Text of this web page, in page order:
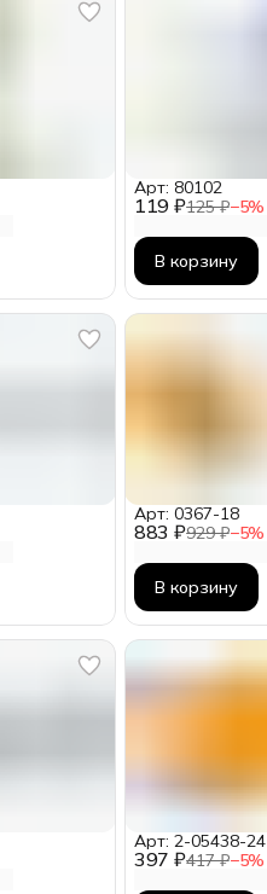
119 ₽125 ₽−5%
Арт: 80102
В корзину
883 ₽929 ₽−5%
Арт: 0367-18
В корзину
397 ₽417 ₽−5%
Арт: 2-05438-24